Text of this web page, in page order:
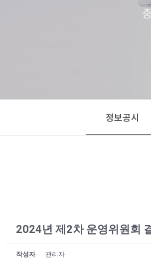
정보공시
2024년 제2차 운영위원회
작성자 관리자